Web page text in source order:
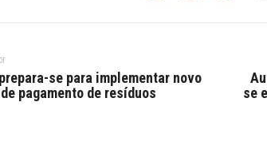
se para implementar novo
pagamento de resíduos
se